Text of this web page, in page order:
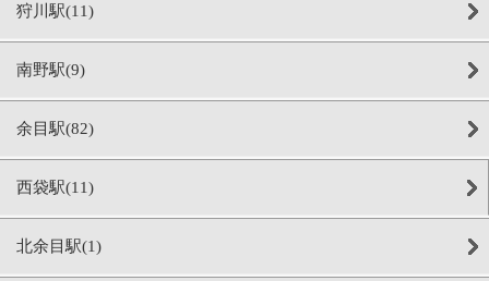
狩川駅(11)
南野駅(9)
余目駅(82)
西袋駅(11)
北余目駅(1)